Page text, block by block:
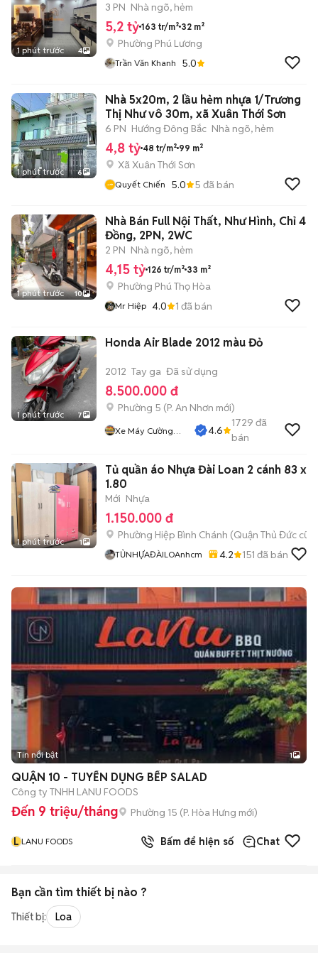
1 phút trước 4
5 Tỷ
3 PN Nhà ngõ, hẻm
5,2 tỷ 163 tr/m² 32 m²
Phường Phú Lương
Trần Văn Khanh 5.0
1 phút trước 6
Nhà 5x20m, 2 lầu hẻm nhựa 1/Trương
Thị Như vô 30m, xã Xuân Thới Sơn
6 PN Hướng Đông Bắc Nhà ngõ, hẻm
4,8 tỷ 48 tr/m² 99 m²
Xã Xuân Thới Sơn
Quyết Chiến 5.0 5 đã bán
1 phút trước 10
Nhà Bán Full Nội Thất, Như Hình, Chỉ 4
Đồng, 2PN, 2WC
2 PN Nhà ngõ, hẻm
4,15 tỷ 126 tr/m² 33 m²
Phường Phú Thọ Hòa
Mr Hiệp 4.0 1 đã bán
1 phút trước 7
Honda Air Blade 2012 màu Đỏ
2012 Tay ga Đã sử dụng
8.500.000 đ
Phường 5 (P. An Nhơn mới)
Xe Máy Cường
4.6
1729 đã
bán
1 phút trước 1
Tủ quần áo Nhựa Đài Loan 2 cánh 83 x
1.80
Mới Nhựa
1.150.000 đ
Phường Hiệp Bình Chánh (Quận Thủ Đức cũ)
TỦNHỰAĐÀILOAnhcm 4.2 151 đã bán
Tin nổi bật 1
QUẬN 10 - TUYỂN DỤNG BẾP SALAD
Công ty TNHH LANU FOODS
Đến 9 triệu/tháng Phường 15 (P. Hòa Hưng mới)
L LANU FOODS Bấm để hiện số Chat
Bạn cần tìm thiết bị nào ?
Thiết bị: Loa